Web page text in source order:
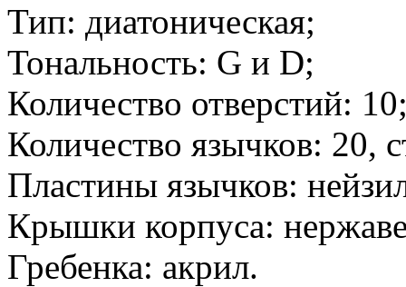
Тип: диатоническая;
Тональность: G и D;
Количество отверстий:
Количество язычков: 20,
Пластины язычков:
Крышки корпуса:
Гребенка: акрил.